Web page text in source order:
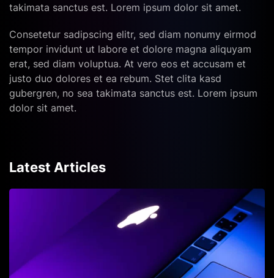
takimata sanctus est. Lorem ipsum dolor sit amet.
Consetetur sadipscing elitr, sed diam nonumy eirmod
tempor invidunt ut labore et dolore magna aliquyam
erat, sed diam voluptua. At vero eos et accusam et
justo duo dolores et ea rebum. Stet clita kasd
gubergren, no sea takimata sanctus est. Lorem ipsum
dolor sit amet.
Latest Articles